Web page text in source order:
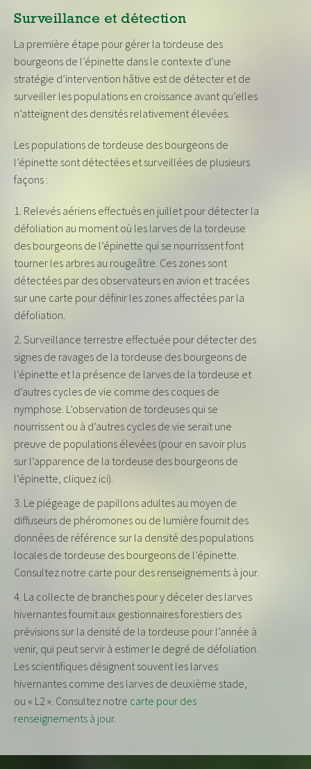
Surveillance et détection
La première étape pour gérer la tordeuse des
bourgeons de l’épinette dans le contexte d’une
stratégie d’intervention hâtive est de détecter et de
surveiller les populations en croissance avant qu’elles
n’atteignent des densités relativement élevées.
Les populations de tordeuse des bourgeons de
l’épinette sont détectées et surveillées de plusieurs
façons :
Relevés aériens effectués en juillet pour détecter la
défoliation au moment où les larves de la tordeuse
des bourgeons de l’épinette qui se nourrissent font
tourner les arbres au rougeâtre. Ces zones sont
détectées par des observateurs en avion et tracées
sur une carte pour définir les zones affectées par la
défoliation.
Surveillance terrestre effectuée pour détecter des
signes de ravages de la tordeuse des bourgeons de
l’épinette et la présence de larves de la tordeuse et
d’autres cycles de vie comme des coques de
nymphose. L’observation de tordeuses qui se
nourrissent ou à d’autres cycles de vie serait une
preuve de populations élevées (pour en savoir plus
sur l’apparence de la tordeuse des bourgeons de
l’épinette, cliquez ici).
Le piégeage de papillons adultes au moyen de
diffuseurs de phéromones ou de lumière fournit des
données de référence sur la densité des populations
locales de tordeuse des bourgeons de l’épinette.
Consultez notre carte pour des renseignements à jour.
La collecte de branches pour y déceler des larves
hivernantes fournit aux gestionnaires forestiers des
prévisions sur la densité de la tordeuse pour l’année à
venir, qui peut servir à estimer le degré de défoliation.
Les scientifiques désignent souvent les larves
hivernantes comme des larves de deuxième stade,
ou « L2 ». Consultez notre carte pour des
renseignements à jour.